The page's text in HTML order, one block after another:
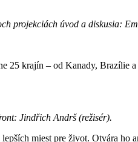
úvod a diskusia:
krajín – od Kanady, Brazílie
Jindřich Andrš (režisér).
miest pre život. Otvára ho